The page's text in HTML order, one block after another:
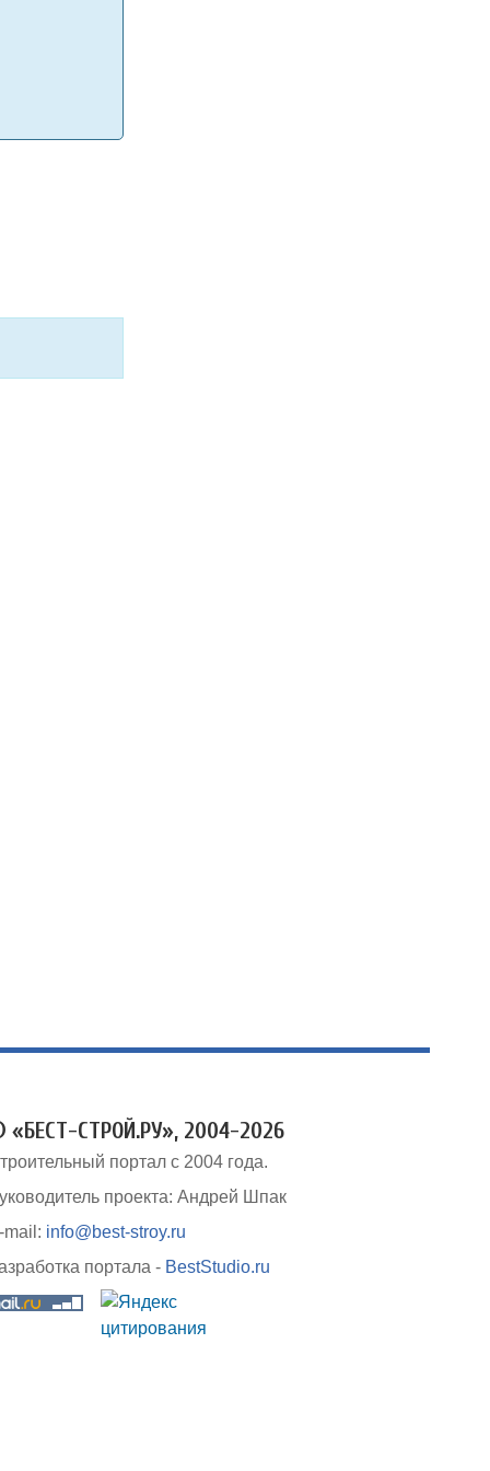
«БЕСТ-СТРОЙ.РУ», 2004-2026
портал с 2004 года.
проекта: Андрей Шпак
mail: info@best-stroy.ru
портала - BestStudio.ru